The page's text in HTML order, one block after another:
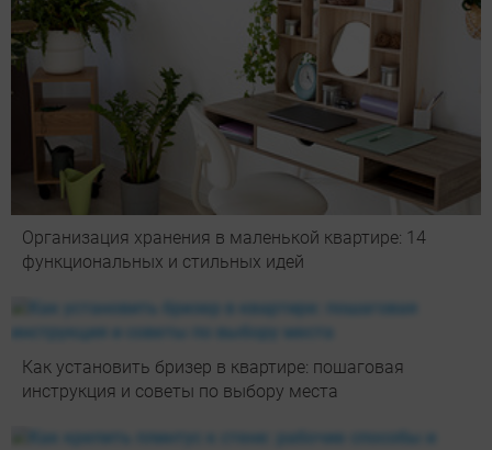
Организация хранения в маленькой квартире: 14
функциональных и стильных идей
Как установить бризер в квартире: пошаговая
инструкция и советы по выбору места